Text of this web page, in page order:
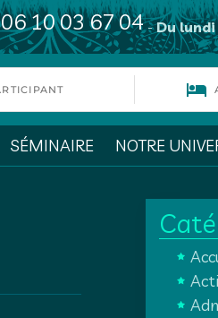
06 10 03 67 04-Du
SÉMINAIRE NOTRE
Barre